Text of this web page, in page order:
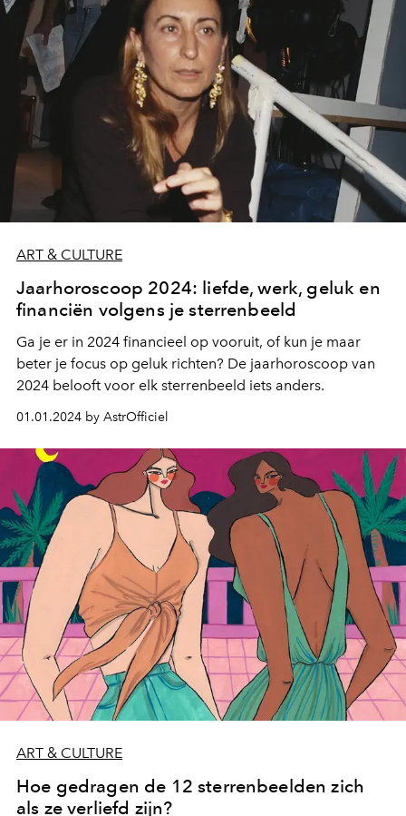
ART & CULTURE
Jaarhoroscoop 2024: liefde, werk, geluk en
financiën volgens je sterrenbeeld
Ga je er in 2024 financieel op vooruit, of kun je maar
beter je focus op geluk richten? De jaarhoroscoop van
2024 belooft voor elk sterrenbeeld iets anders.
01.01.2024 by AstrOfficiel
ART & CULTURE
Hoe gedragen de 12 sterrenbeelden zich
als ze verliefd zijn?